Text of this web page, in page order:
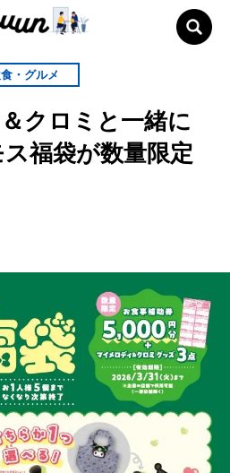
・グルメ
クロミと一緒に
福袋が数量限定